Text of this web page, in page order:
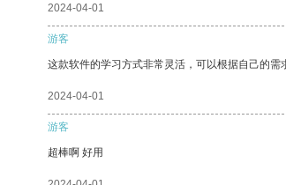
2024-04-01
游客
这款软件的学习方式非常灵活，可以根据自己的需
2024-04-01
游客
超棒啊 好用